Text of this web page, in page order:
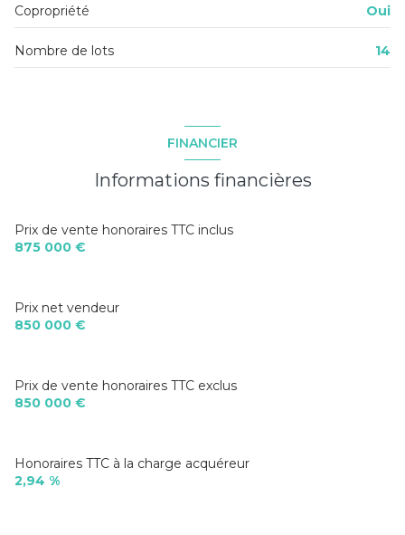
Copropriété Oui
Nombre de lots 14
FINANCIER
Informations financières
Prix de vente honoraires TTC inclus
875 000 €
Prix net vendeur
850 000 €
Prix de vente honoraires TTC exclus
850 000 €
Honoraires TTC à la charge acquéreur
2,94 %